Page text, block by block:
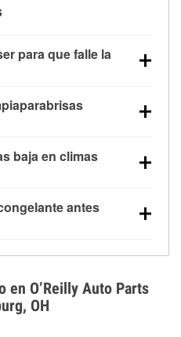
para que falle la
perder hasta la mitad de
de los 0 °F, lo que
la sal y la nieve
mejorar la visibilidad.
baja en climas
10 °F que baja la
más información sobre
antes
de frío
la protección
How-To.
en O’Reilly Auto Parts
OH